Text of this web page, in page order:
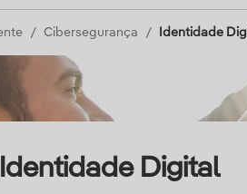
Cibersegurança Identidade
Identidade Digital